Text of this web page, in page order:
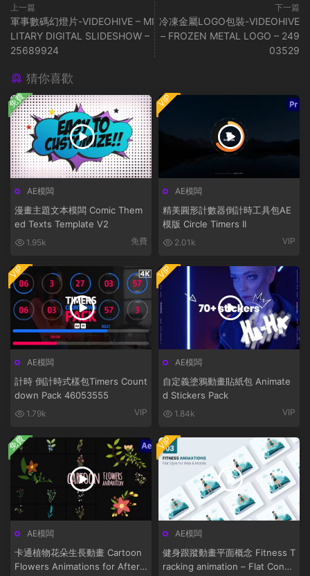
上一篇
軍事數碼幻燈片-VIDEOHIVE – MI
LITARY DIGITAL SLIDESHOW –
25689924
下一篇
冷凍金屬LOGO包裝-VIDEOHIVE
– FROZEN METAL LOGO – 249
03529
猜你喜歡
AE模闆
漫畫主題文本模闆 Comic Them
ed Texts Template V2
1.95k 免費
免費
AE模闆
精美圓形計數器倒計時工具包AE
模版 Circle Timers II
2.01k VIP
VIP
AE模闆
計時 倒計時式樣包Timers Count
down Pack 46053555
1.79k VIP
VIP
AE模闆
自定義塗鴉動畫貼紙包 Animate
d Stickers Pack
1.84k VIP
VIP
AE模闆
卡通植物花朵生長動畫 Cartoon
Flowers Animations for After
免費
AE模闆
健身跟蹤動畫平面概念 Fitness T
racking animation – Flat Conce
VIP